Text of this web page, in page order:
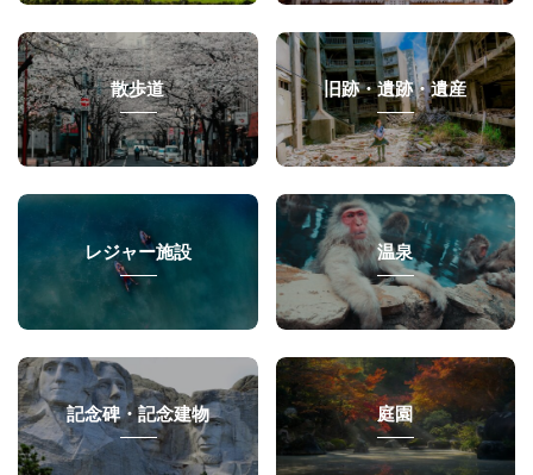
散歩道 旧跡・遺跡・遺産
レジャー施設 温泉
記念碑・記念建物 庭園